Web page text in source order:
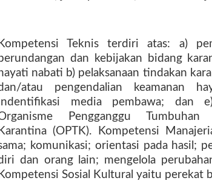
Kompetensi Teknis terdiri atas: a)
dan kebijakan bidang
hayati nabati b) pelaksanaan tindakan
atau pengendalian keamanan
media pembawa; dan
Pengganggu Tumbuhan
Karantina (OPTK). Kompetensi
komunikasi; orientasi pada hasil;
dan orang lain; mengelola
Kompetensi Sosial Kultural yaitu perekat